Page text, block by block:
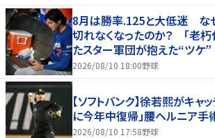
8月は勝率.125と大低迷 な
切れなくなったのか？ 「老朽
たスター軍団が抱えた“ツケ”
2026/08/10 18:00野球
【ソフトバンク】徐若熙がキャ
に今年中復帰」腰ヘルニア手
2026/08/10 17:58野球